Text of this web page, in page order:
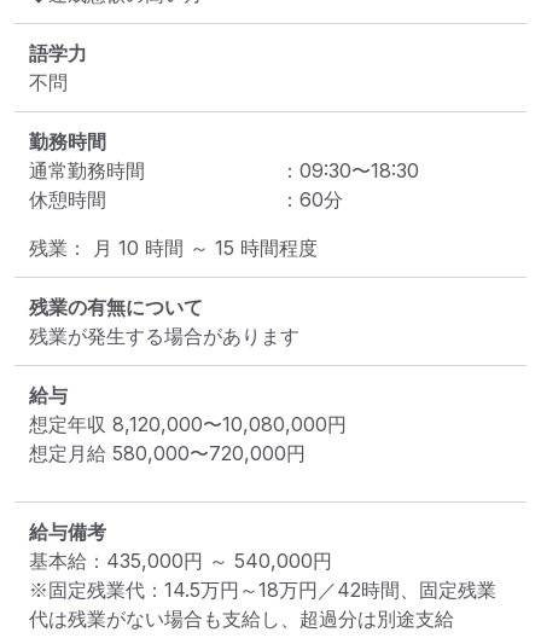
語学力
不問
勤務時間
通常勤務時間
： 09:30〜18:30
休憩時間
： 60分
残業： 月 10 時間 ～ 15 時間程度
残業の有無について
残業が発生する場合があります
給与
想定年収 8,120,000〜10,080,000円
想定月給 580,000〜720,000円
給与備考
基本給：435,000円 ～ 540,000円
※固定残業代：14.5万円～18万円／42時間、固定残業
代は残業がない場合も支給し、超過分は別途支給